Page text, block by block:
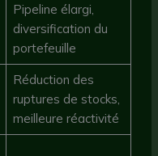
Pipeline élargi,
diversification du
portefeuille
Réduction des
ruptures de stocks,
meilleure réactivité